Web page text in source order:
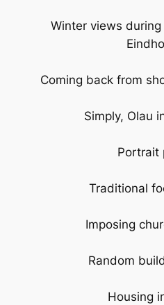
Winter views
Coming back from
Simply, Olau
Portrait
Traditional
Imposing
Random
Housing